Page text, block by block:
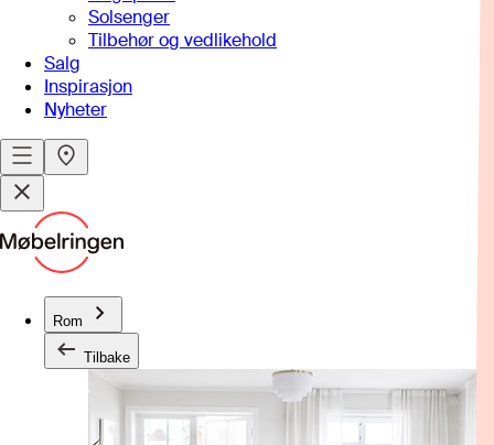
Solsenger
Tilbehør og vedlikehold
Salg
Inspirasjon
Nyheter
Rom
Tilbake